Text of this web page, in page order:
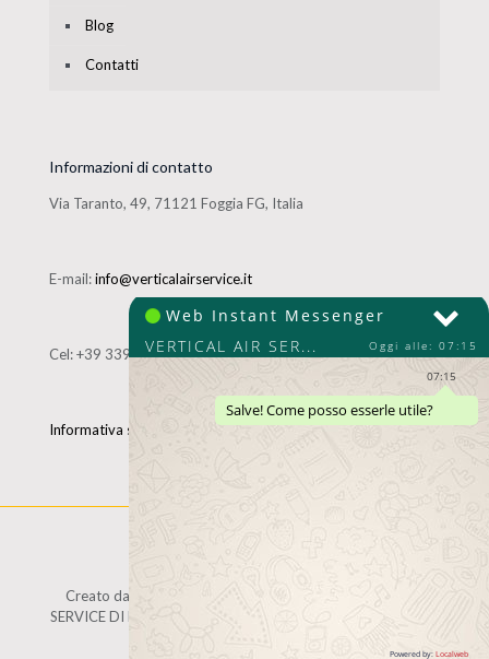
Blog
Contatti
Informazioni di contatto
Via Taranto, 49, 71121 Foggia FG, Italia
E-mail:info@verticalairservice.it
Cel:+39 339 4906512
Informativa sul trattamento dei dati personali
Creato da
Copyrights © 2017 VERTICAL AIR
SERVICE DI PAOLUCCI FABIO - P. IVA 03541070714 | Tutti i